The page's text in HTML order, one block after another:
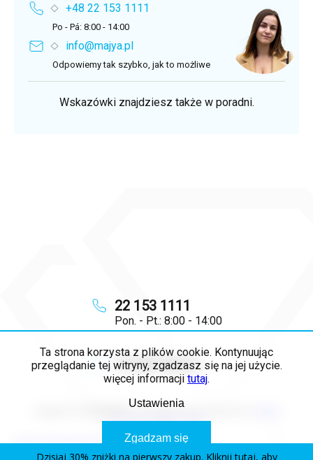
Ta strona korzysta z plików cookie. Kontynuując
przeglądanie tej witryny, zgadzasz się na jej użycie.
więcej informacji tutaj.
Ustawienia
Zgadzam się
info@ majya.pl
22 153 1111
Pon. - Pt.: 8:00 - 14:00
+48 22 153 1111
Po - Pá: 8:00 - 14:00
info@majya.pl
Odpowiemy tak szybko, jak to możliwe
Wskazówki znajdziesz także w poradni.
Opracował Shoptet Premium
ustawienia plików cookie
Dzisiaj 30% zniżki na pierwszy zakup. Kliknij tutaj, aby